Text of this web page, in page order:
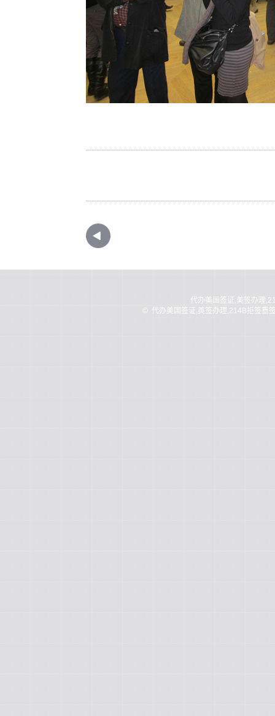
代办美国签证,美签办理
代办美国签证,美签办理,214B拒签重